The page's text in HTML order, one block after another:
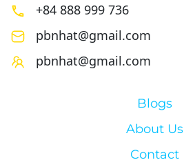
+84 888 999 736
pbnhat@gmail.com
pbnhat@gmail.com
Blogs
About Us
Contact